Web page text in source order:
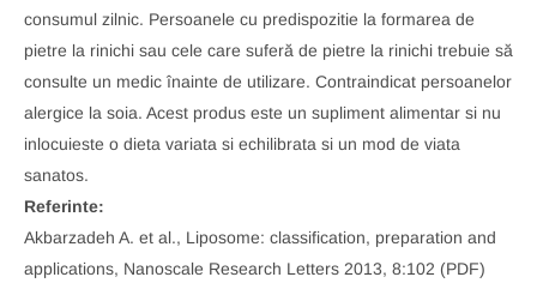
consumul zilnic. Persoanele cu predispozitie la formarea de
pietre la rinichi sau cele care suferă de pietre la rinichi trebuie să
consulte un medic înainte de utilizare. Contraindicat persoanelor
alergice la soia. Acest produs este un supliment alimentar si nu
inlocuieste o dieta variata si echilibrata si un mod de viata
sanatos.
Referinte:
Akbarzadeh A. et al., Liposome: classification, preparation and
applications, Nanoscale Research Letters 2013, 8:102 (PDF)